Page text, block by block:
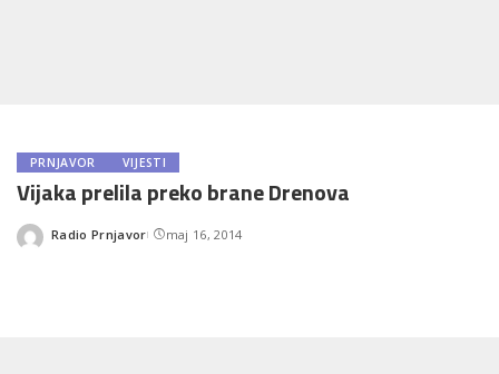
PRNJAVOR VIJESTI
Vijaka prelila preko brane Drenova
Posted
Radio Prnjavor maj 16, 2014